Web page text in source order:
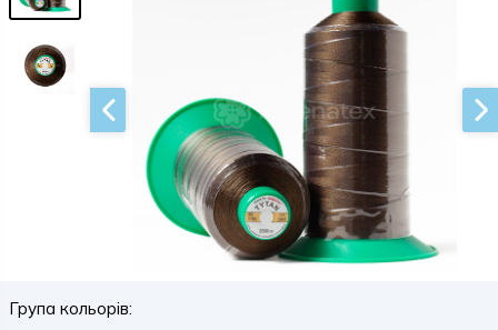
Група кольорів: